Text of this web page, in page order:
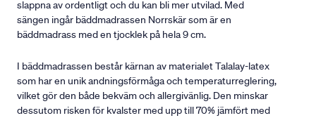
slappna av ordentligt och du kan bli mer utvilad. Med
sängen ingår bäddmadrassen Norrskär som är en
bäddmadrass med en tjocklek på hela 9 cm.
I bäddmadrassen består kärnan av materialet Talalay-latex
som har en unik andningsförmåga och temperaturreglering,
vilket gör den både bekväm och allergivänlig. Den minskar
dessutom risken för kvalster med upp till 70% jämfört med